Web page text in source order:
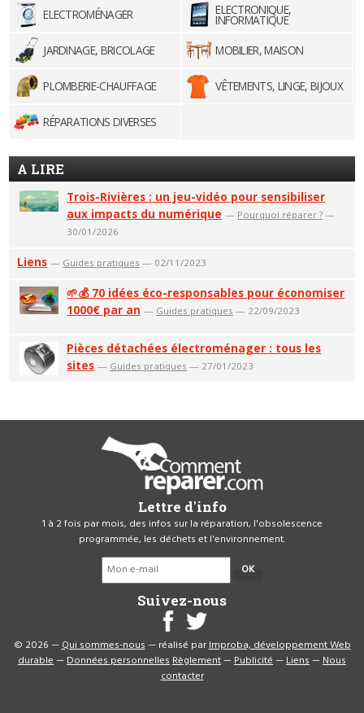
ELECTROMÉNAGER ELECTRONIQUE,
INFORMATIQUE
JARDINAGE, BRICOLAGE
MOBILIER, MAISON
PLOMBERIE-CHAUFFAGE VÊTEMENTS, LINGE, BIJOUX
RÉPARATIONS DIVERSES
A LIRE
Trois-Rivières : un jeu-vidéo pour sensibiliser
aux impacts du numérique — Pourquoi réparer ? —
30/01/2026
Liens — Guides pratiques — 02/11/2023
🌱💰 70 idées éco-responsables pour économiser
1000€ par an — Guides pratiques — 22/09/2023
Pièces détachées électroménager : tous les
sites — Guides pratiques — 27/01/2023
Lettre d'info
1 à 2 fois par mois, des infos sur la réparation, l'obsolescence
programmée, les déchets et l'environnement.
OK
Suivez-nous
© 2026 —Qui sommes-nous— réalisé parImproba, développement Web
durable—Données personnellesRèglement—Publicité—Liens—Nous
contacter